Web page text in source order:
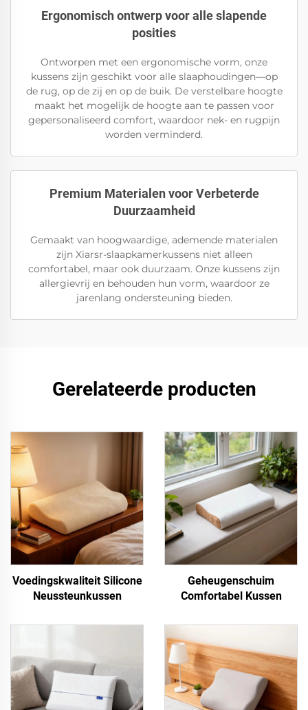
Ergonomisch ontwerp voor alle slapende
posities
Ontworpen met een ergonomische vorm, onze
kussens zijn geschikt voor alle slaaphoudingen—op
de rug, op de zij en op de buik. De verstelbare hoogte
maakt het mogelijk de hoogte aan te passen voor
gepersonaliseerd comfort, waardoor nek- en rugpijn
worden verminderd.
Premium Materialen voor Verbeterde
Duurzaamheid
Gemaakt van hoogwaardige, ademende materialen
zijn Xiarsr-slaapkamerkussens niet alleen
comfortabel, maar ook duurzaam. Onze kussens zijn
allergievrij en behouden hun vorm, waardoor ze
jarenlang ondersteuning bieden.
Gerelateerde producten
Voedingskwaliteit Silicone
Neussteunkussen
Geheugenschuim
Comfortabel Kussen